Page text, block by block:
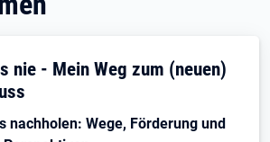
nie - Mein Weg zum (neuen)
nachholen: Wege, Förderung und